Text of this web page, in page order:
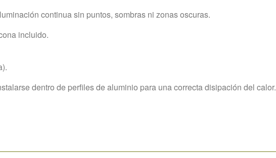
continua sin puntos, sombras ni zonas oscuras.
incluido.
dentro de perfiles de aluminio para una correcta disipación del calor.